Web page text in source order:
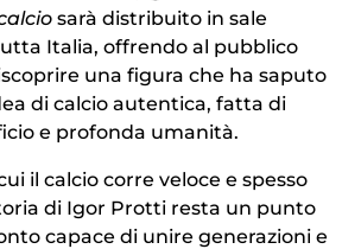
sarà distribuito in sale
Italia, offrendo al pubblico
una figura che ha saputo
di calcio autentica, fatta di
e profonda umanità.
il calcio corre veloce e spesso
di Igor Protti resta un punto
capace di unire generazioni e